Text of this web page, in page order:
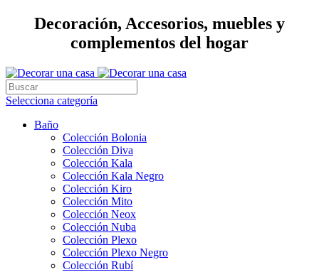
Decoración, Accesorios, muebles y
complementos del hogar
Selecciona categoría
Baño
Colección Bolonia
Colección Diva
Colección Kala
Colección Kala Negro
Colección Kiro
Colección Mito
Colección Neox
Colección Nuba
Colección Plexo
Colección Plexo Negro
Colección Rubí